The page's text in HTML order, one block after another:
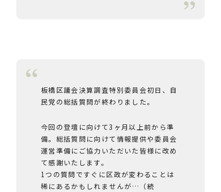
板橋区議会決算調査特別委員会初日、自
民党の総括質問が終わりました。
今回の登壇に向けて3ヶ月以上前から準
備。総括質問に向けて情報提供や委員会
運営準備にご協力いただいた皆様に改め
て感謝いたします。
1つの質問ですぐに区政が変わることは
稀にあるかもしれませんが…（続